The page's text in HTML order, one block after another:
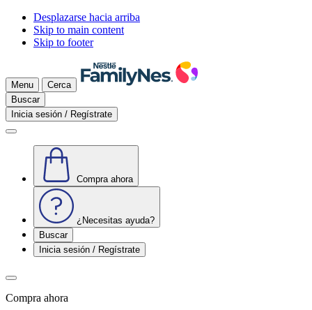
Desplazarse hacia arriba
Skip to main content
Skip to footer
Menu
Cerca
Buscar
Inicia sesión / Regístrate
Compra ahora
¿Necesitas ayuda?
Buscar
Inicia sesión / Regístrate
Compra ahora